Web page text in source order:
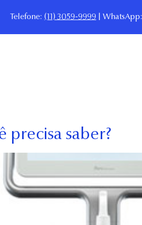
Telefone: (11) 3059-9999 | WhatsApp:
precisa saber?